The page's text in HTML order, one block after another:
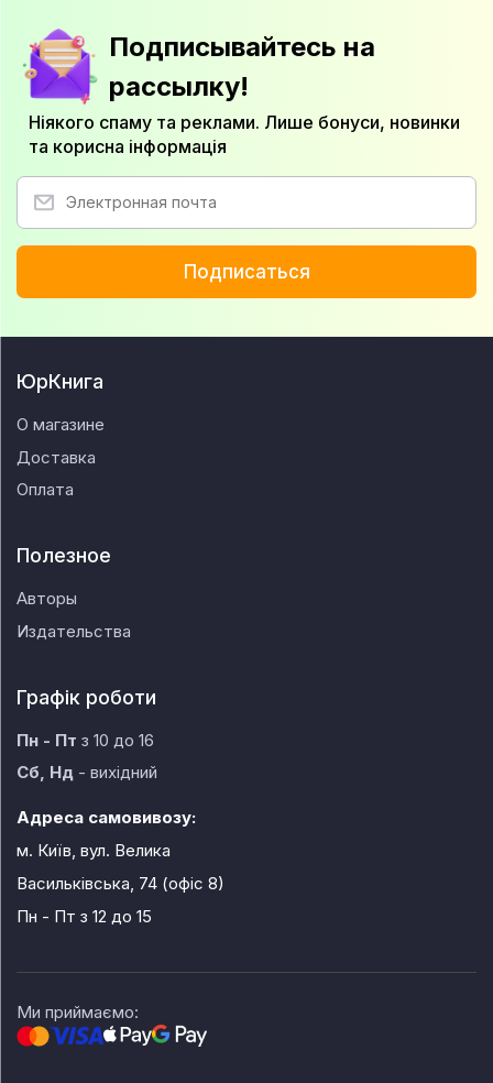
Подписывайтесь на
рассылку!
Ніякого спаму та реклами. Лише бонуси, новинки
та корисна інформація
Подписаться
ЮрКнига
О магазине
Доставка
Оплата
Полезное
Авторы
Издательства
Графік роботи
Пн - Пт з 10 до 16
Сб, Нд - вихідний
Адреса самовивозу:
м. Київ, вул. Велика
Васильківська, 74 (офіс 8)
Пн - Пт з 12 до 15
Ми приймаємо: